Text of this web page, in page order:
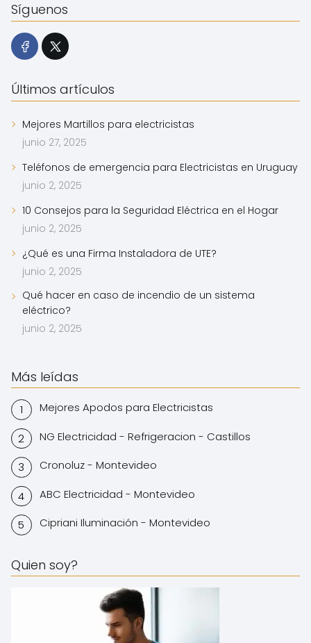
Síguenos
Últimos artículos
Mejores Martillos para electricistas
junio 27, 2025
Teléfonos de emergencia para Electricistas en Uruguay
junio 2, 2025
10 Consejos para la Seguridad Eléctrica en el Hogar
junio 2, 2025
¿Qué es una Firma Instaladora de UTE?
junio 2, 2025
Qué hacer en caso de incendio de un sistema
eléctrico?
junio 2, 2025
Más leídas
Mejores Apodos para Electricistas
NG Electricidad - Refrigeracion - Castillos
Cronoluz - Montevideo
ABC Electricidad - Montevideo
Cipriani Iluminación - Montevideo
Quien soy?